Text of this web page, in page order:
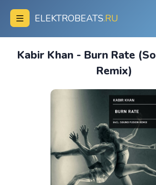
ELEKTROBEATS.RU
Kabir Khan - Burn Rate
Remix)